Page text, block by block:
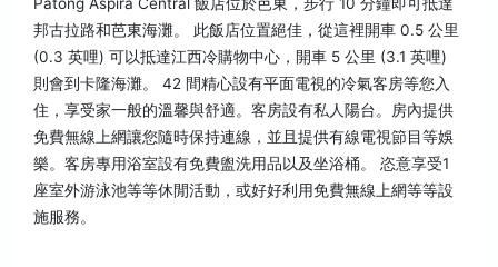
邦古拉路和芭東海灘。 此飯店位置絕佳，從這裡開車 0.5 公里
(0.3 英哩) 可以抵達江西冷購物中心，開車 5 公里 (3.1 英哩)
則會到卡隆海灘。 42 間精心設有平面電視的冷氣客房等您入
住，享受家一般的溫馨與舒適。客房設有私人陽台。房內提供
免費無線上網讓您隨時保持連線，並且提供有線電視節目等娛
樂。客房專用浴室設有免費盥洗用品以及坐浴桶。 恣意享受1
座室外游泳池等等休閒活動，或好好利用免費無線上網等等設
施服務。